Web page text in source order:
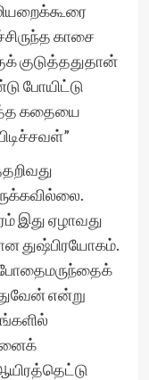
காசை
குடுத்ததுதான்
போயிட்டு
கதையை
இது ஏழாவது
துஷ்பிரயோகம்.
என்று